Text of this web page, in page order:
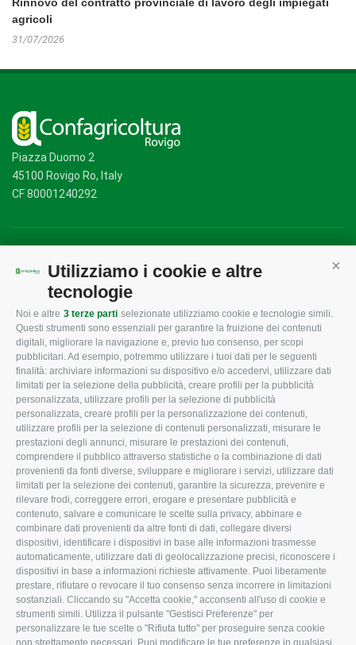
Utilizziamo i cookie e altre
tecnologie
Noi e altre 3 terze parti selezionate utilizziamo cookie e tecnologie simili.
Questi strumenti sono essenziali per garantire la fruizione dei contenuti
digitali, migliorare la navigazione e, previo tuo consenso, per scopi
pubblicitari. Ad esempio, potremmo utilizzare i tuoi dati per le seguenti
finalità: archiviare informazioni su dispositivo e/o accedervi, utilizzare dati
limitati per la selezione della pubblicità, creare profili per la pubblicità
personalizzata, utilizzare profili per la selezione di pubblicità
personalizzata, creare profili per la personalizzazione dei contenuti,
utilizzare profili per la selezione di contenuti personalizzati, misurare le
prestazioni degli annunci, misurare le prestazioni dei contenuti,
comprendere il pubblico attraverso statistiche o la combinazione di dati
provenienti da fonti diverse, sviluppare e migliorare i servizi, utilizzare dati
limitati per la selezione dei contenuti, garantire la sicurezza, prevenire e
rilevare frodi, correggere errori, erogare e presentare pubblicità e
contenuto, salvare e comunicare le scelte sulla privacy, abbinare e
combinare dati provenienti da altre fonti di dati, collegare diversi
dispositivi, identificare i dispositivi in base alle informazioni trasmesse
automaticamente, utilizzare dati di geolocalizzazione precisi, riconoscere i
dispositivi in base a informazioni richieste attivamente. Puoi liberamente
prestare, rifiutare o revocare il tuo consenso senza incorrere in limitazioni
sostanziali. Cliccando su "Accetta cookie," acconsenti all'uso di cookie e
strumenti simili. Utilizza il pulsante "Gestisci Preferenze" per
personalizzare le tue scelte o "Rifiuta tutto" per proseguire senza cookie
non strettamente necessari. Puoi modificare le tue preferenze in qualsiasi
agricoli
31/07/2026
Piazza Duomo 2
45100 Rovigo Ro, Italy
CF 80001240292
CONFAGRICOLTURA
ROVIGO
L'Associazione
Missione e Progetto
Organigramma aziendale
I Nostri Servizi
Uffici della Sede
provinciale
Le Sedi di Zona
Agricoltori S.r.l.
Whistleblowing
Confagricoltura Rovigo e
Agricoltori srl
CONFAGRICOLTURA
INFORMA
Tecnico
Fiscale
Lavoro
Ambiente
Associazione
CONFAGRICOLTURA
ATTIVA
Notizie in evidenza
Eventi
Comunicati Stampa
Video